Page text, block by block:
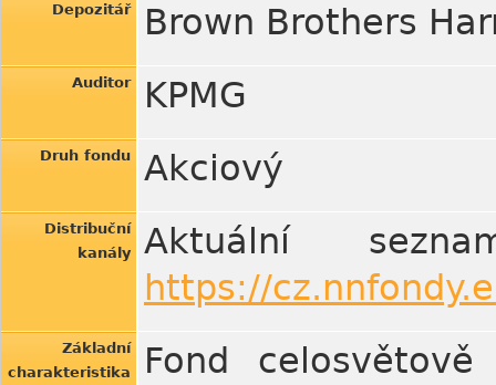
Depozitář Brown Brothers
Auditor KPMG
Druh fondu Akciový
Distribuční
kanály
Aktuální
https://
Základní
charakteristika
Fond